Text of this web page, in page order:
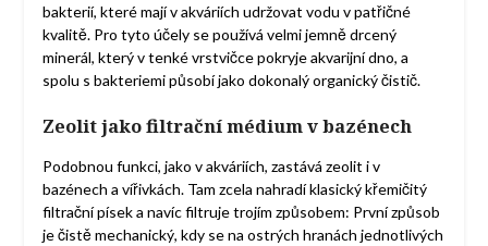
bakterií, které mají v akváriích udržovat vodu v patřičné
kvalitě. Pro tyto účely se používá velmi jemně drcený
minerál, který v tenké vrstvičce pokryje akvarijní dno, a
spolu s bakteriemi působí jako dokonalý organický čistič.
Zeolit jako filtrační médium v bazénech
Podobnou funkci, jako v akváriích, zastává zeolit i v
bazénech a vířivkách. Tam zcela nahradí klasický křemičitý
filtrační písek a navíc filtruje trojím způsobem: První způsob
je čistě mechanický, kdy se na ostrých hranách jednotlivých